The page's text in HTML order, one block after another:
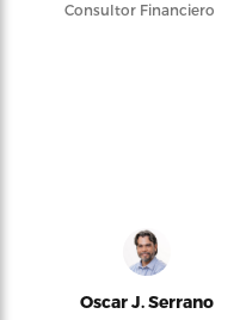
Consultor Financiero
Oscar J. Serrano